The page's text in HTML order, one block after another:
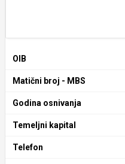
OIB
Matični broj - MBS
Godina osnivanja
Temeljni kapital
Telefon